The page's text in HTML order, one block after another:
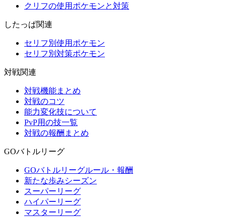
クリフの使用ポケモンと対策
したっぱ関連
セリフ別使用ポケモン
セリフ別対策ポケモン
対戦関連
対戦機能まとめ
対戦のコツ
能力変化技について
PvP用の技一覧
対戦の報酬まとめ
GOバトルリーグ
GOバトルリーグルール・報酬
新たな歩みシーズン
スーパーリーグ
ハイパーリーグ
マスターリーグ